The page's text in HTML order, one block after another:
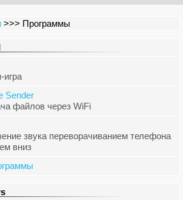
>>> Программы
игра
Sender
файлов через WiFi
звука переворачиванием телефона
вниз